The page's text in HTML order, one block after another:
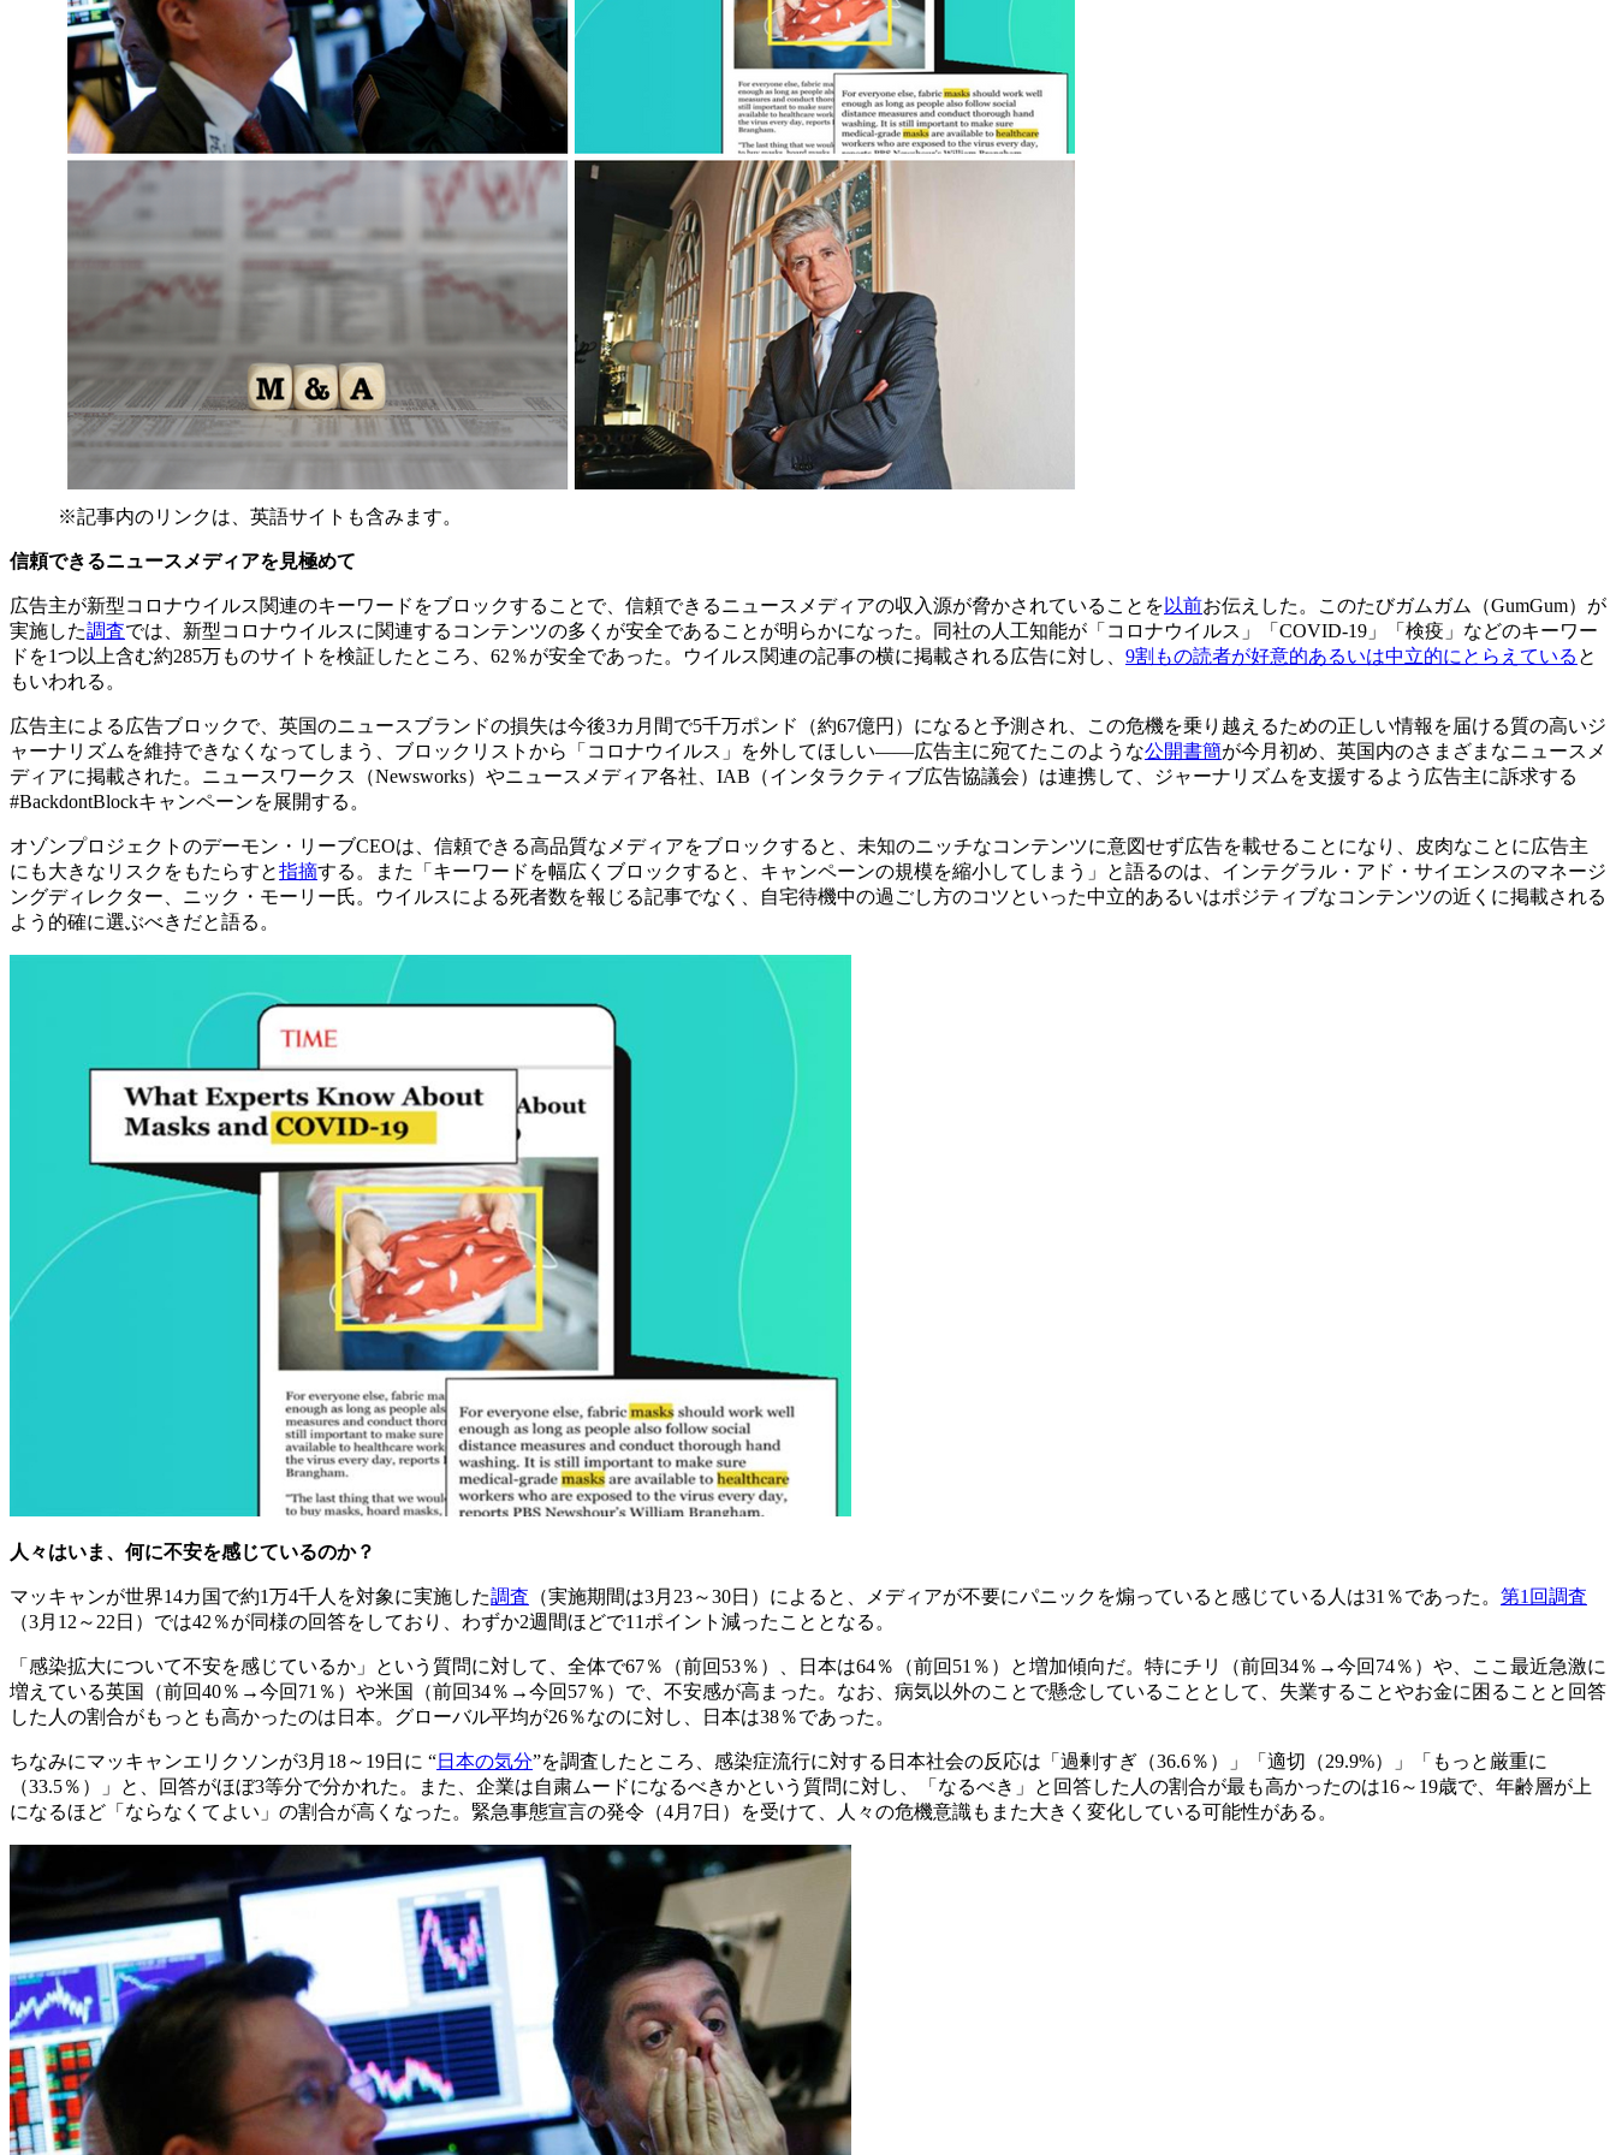
※記事内のリンクは、英語サイトも含みます。
信頼できるニュースメディアを見極めて
広告主が新型コロナウイルス関連のキーワードをブロックすることで、信頼できるニュースメディアの収入源が脅かされていることを以前お伝えした。このたびガムガム（GumGum）が
実施した調査では、新型コロナウイルスに関連するコンテンツの多くが安全であることが明らかになった。同社の人工知能が「コロナウイルス」「COVID-19」「検疫」などのキーワー
ドを1つ以上含む約285万ものサイトを検証したところ、62％が安全であった。ウイルス関連の記事の横に掲載される広告に対し、 9割もの読者が好意的あるいは中立的にとらえている と
もいわれる。
広告主による広告ブロックで、英国のニュースブランドの損失は今後3カ月間で5千万ポンド（約67億円）になると予測され、この危機を乗り越えるための正しい情報を届ける質の高いジ
ャーナリズムを維持できなくなってしまう、ブロックリストから「コロナウイルス」を外してほしい――広告主に宛てたこのような公開書簡が今月初め、英国内のさまざまなニュースメ
ディアに掲載された。ニュースワークス（Newsworks）やニュースメディア各社、IAB（インタラクティブ広告協議会）は連携して、ジャーナリズムを支援するよう広告主に訴求する
#BackdontBlockキャンペーンを展開する。
オゾンプロジェクトのデーモン・リーブCEOは、信頼できる高品質なメディアをブロックすると、未知のニッチなコンテンツに意図せず広告を載せることになり、皮肉なことに広告主
にも大きなリスクをもたらすと指摘する。また「キーワードを幅広くブロックすると、キャンペーンの規模を縮小してしまう」と語るのは、インテグラル・アド・サイエンスのマネージ
ングディレクター、ニック・モーリー氏。ウイルスによる死者数を報じる記事でなく、自宅待機中の過ごし方のコツといった中立的あるいはポジティブなコンテンツの近くに掲載される
よう的確に選ぶべきだと語る。
人々はいま、何に不安を感じているのか？
マッキャンが世界14カ国で約1万4千人を対象に実施した調査 （実施期間は3月23～30日）によると、メディアが不要にパニックを煽っていると感じている人は31％であった。 第1回調査
（3月12～22日）では42％が同様の回答をしており、わずか2週間ほどで11ポイント減ったこととなる。
「感染拡大について不安を感じているか」という質問に対して、全体で67％（前回53％）、日本は64％（前回51％）と増加傾向だ。特にチリ（前回34％→今回74％）や、ここ最近急激に
増えている英国（前回40％→今回71％）や米国（前回34％→今回57％）で、不安感が高まった。なお、病気以外のことで懸念していることとして、失業することやお金に困ることと回答
した人の割合がもっとも高かったのは日本。グローバル平均が26％なのに対し、日本は38％であった。
ちなみにマッキャンエリクソンが3月18～19日に “日本の気分”を調査したところ、感染症流行に対する日本社会の反応は「過剰すぎ（36.6％）」「適切（29.9%）」「もっと厳重に
（33.5％）」と、回答がほぼ3等分で分かれた。また、企業は自粛ムードになるべきかという質問に対し、「なるべき」と回答した人の割合が最も高かったのは16～19歳で、年齢層が上
になるほど「ならなくてよい」の割合が高くなった。緊急事態宣言の発令（4月7日）を受けて、人々の危機意識もまた大きく変化している可能性がある。